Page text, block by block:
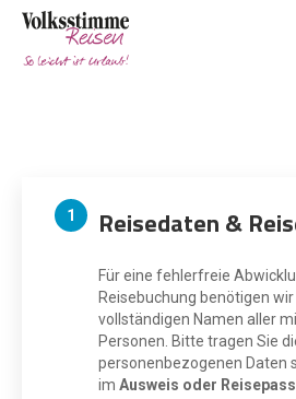
1 Reisedaten &
Für eine fehlerfreie
Reisebuchung benötigen wir
vollständigen Namen aller
Personen. Bitte tragen Sie
personenbezogenen Daten
im Ausweis oder Reisepass